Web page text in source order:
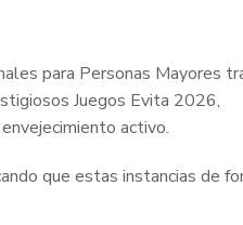
para Personas Mayores
Juegos Evita 2026,
activo.
que estas instancias de